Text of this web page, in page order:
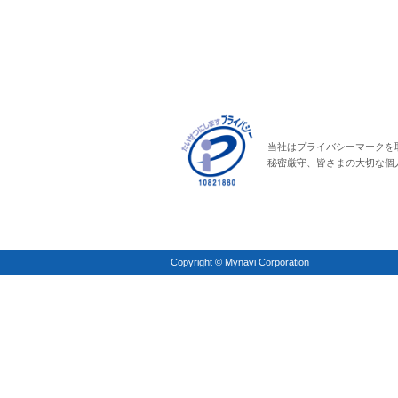
当社はプライバシーマークを
秘密厳守、皆さまの大切な個
Copyright © Mynavi Corporation